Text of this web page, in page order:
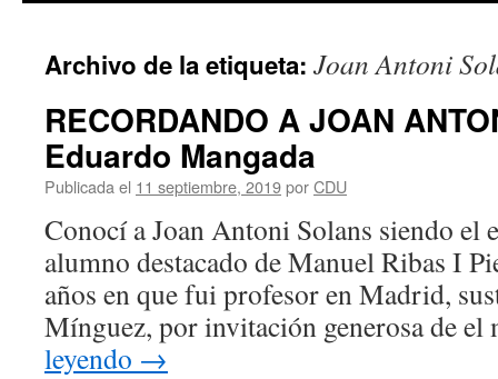
contenido
Archivo de la etiqueta: Joan Antoni
RECORDANDO A JOAN
Eduardo Mangada
Publicada el 11 septiembre, 2019porCDU
Conocí a Joan Antoni Solans siendo el
alumno destacado de Manuel Ribas I
años en que fui profesor en Madrid,
Mínguez, por invitación generosa de
leyendo →